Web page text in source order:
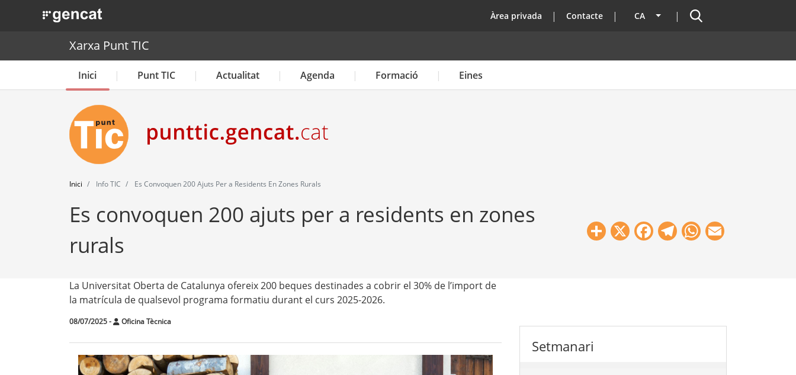
. Obre en una nova finestra. top
Àrea privada Contacte CA Llista les accions addicionals
Cercador
Xarxa Punt TIC
Inici Punt TIC Actualitat Agenda Formació Eines
Inici Info TIC Es Convoquen 200 Ajuts Per a Residents En Zones Rurals
Es convoquen 200 ajuts per a residents en zones
rurals
Share
X Facebook
Telegram
WhatsApp
La Universitat Oberta de Catalunya ofereix 200 beques destinades a cobrir el 30% de l’import de
la matrícula de qualsevol programa formatiu durant el curs 2025-2026.
08/07/2025- Oficina Tècnica
Setmanari